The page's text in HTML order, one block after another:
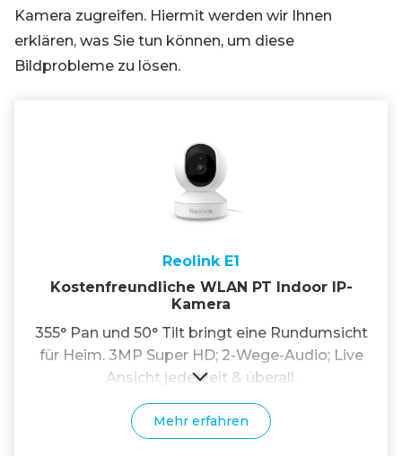
Kamera zugreifen. Hiermit werden wir Ihnen
erklären, was Sie tun können, um diese
Bildprobleme zu lösen.
Reolink E1
Kostenfreundliche WLAN PT Indoor IP-
Kamera
355° Pan und 50° Tilt bringt eine Rundumsicht
für Heim. 3MP Super HD; 2-Wege-Audio; Live
Ansicht jederzeit & überall.
Mehr erfahren